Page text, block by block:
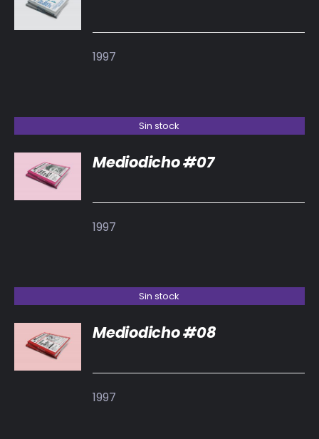
DETALLES
1997
Sin stock
DETALLES
Mediodicho #07
1997
Sin stock
DETALLES
Mediodicho #08
1997